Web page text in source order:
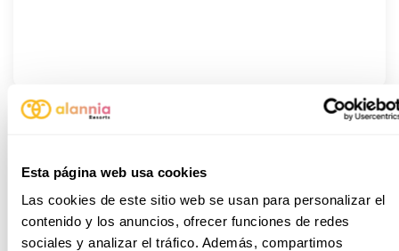
Esta página web usa cookies
Las cookies de este sitio web se usan para personalizar el
contenido y los anuncios, ofrecer funciones de redes
sociales y analizar el tráfico. Además, compartimos